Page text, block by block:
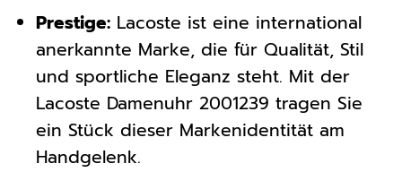
Prestige:Lacoste ist eine international
anerkannte Marke, die für Qualität, Stil
und sportliche Eleganz steht. Mit der
Lacoste Damenuhr 2001239 tragen Sie
ein Stück dieser Markenidentität am
Handgelenk.